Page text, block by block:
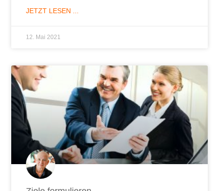
JETZT LESEN ...
12. Mai 2021